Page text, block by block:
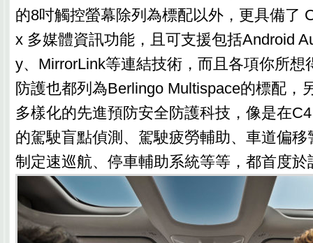
的8吋觸控螢幕除列為標配以外，更具備了
x 多媒體資訊功能，且可支援包括Android
y、MirrorLink等連結技術，而且各項你所想
防護也都列為Berlingo Multispace的標配，
多樣化的先進預防安全防護科技，像是在
的駕駛盲點偵測、駕駛疲勞輔助、車道偏
制定速巡航、停車輔助系統等等，都首度於